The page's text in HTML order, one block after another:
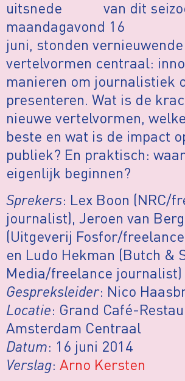
van dit
maandagavond 16
juni, stonden vernieuwende
vertelvormen centraal:
manieren om journalistiek
presenteren. Wat is de
nieuwe vertelvormen,
beste en wat is de impact
publiek? En praktisch:
eigenlijk beginnen?
Sprekers: Lex Boon (NRC/
journalist), Jeroen van
(Uitgeverij Fosfor/
en Ludo Hekman (Butch &
Media/freelance journalist)
Gespreksleider: Nico
Locatie: Grand Café-
Amsterdam Centraal
Datum: 16 juni 2014
Verslag: Arno Kersten